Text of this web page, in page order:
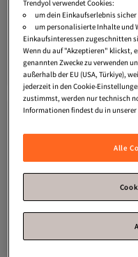
Defacto DFC - Herren-Webschal
Versand kostenlos ab 35€
23, 30
Trendyol verwendet Cookies:
um dein Einkaufserlebnis
um personalisierte Inhalte und
Einkaufsinteressen zugeschnitten
Wenn du auf "Akzeptieren" klickst,
genannten Zwecke zu verwenden
außerhalb der EU (USA, Türkiye),
jederzeit in den Cookie-
zustimmst, werden nur technisch
Informationen findest du in unserer
Alle